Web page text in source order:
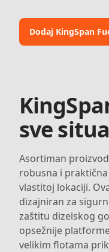
Dodaj KingSpan
sve
Asortiman
robusna i
vlastitoj lokaciji.
dizajniran za
zaštitu dizelskog
opsežnije
velikim flotama